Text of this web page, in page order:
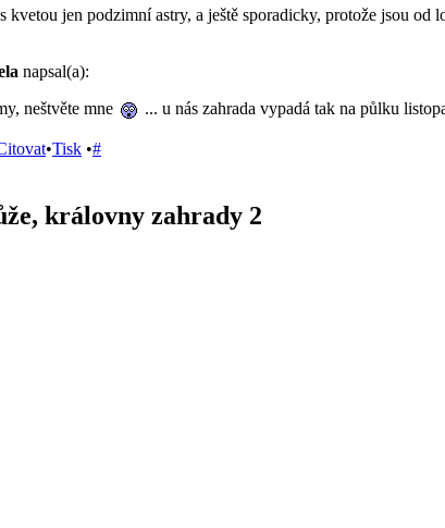
kvetou jen podzimní astry, a ještě sporadicky, protože jsou od
napsal(a):
neštvěte mne
... u nás zahrada vypadá tak na půlku
•Tisk •#
královny zahrady 2